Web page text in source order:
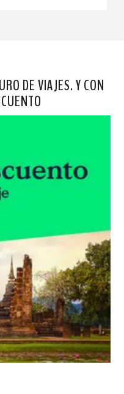
DE VIAJES. Y CON